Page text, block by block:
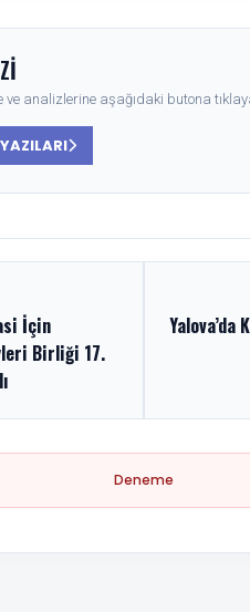
ve analizlerine aşağıdaki butona
İçin
Birliği 17.
Yalova’da
Deneme